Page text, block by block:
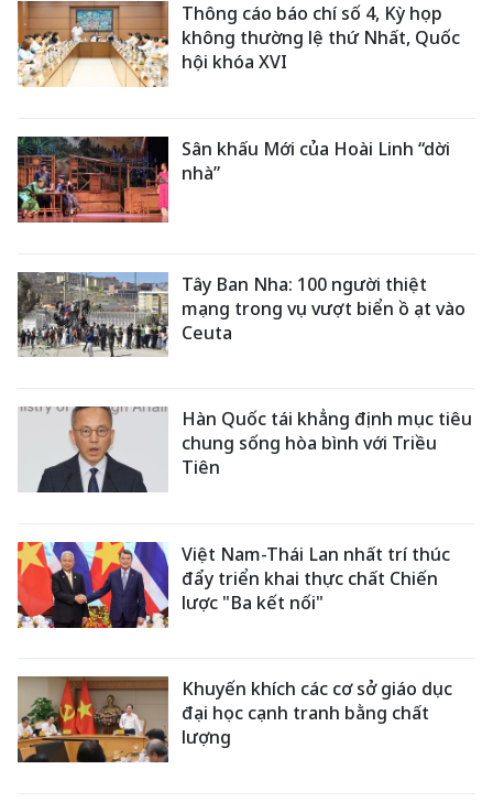
Thông cáo báo chí số 4, Kỳ họp
không thường lệ thứ Nhất, Quốc
hội khóa XVI
Sân khấu Mới của Hoài Linh “dời
nhà”
Tây Ban Nha: 100 người thiệt
mạng trong vụ vượt biển ồ ạt vào
Ceuta
Hàn Quốc tái khẳng định mục tiêu
chung sống hòa bình với Triều
Tiên
Việt Nam-Thái Lan nhất trí thúc
đẩy triển khai thực chất Chiến
lược "Ba kết nối"
Khuyến khích các cơ sở giáo dục
đại học cạnh tranh bằng chất
lượng